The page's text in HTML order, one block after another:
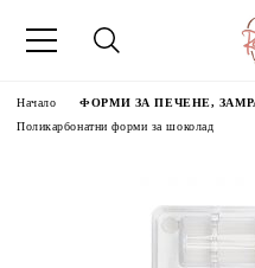
Начало
ФОРМИ ЗА ПЕЧЕНЕ,
Поликарбонатни форми за шоколад